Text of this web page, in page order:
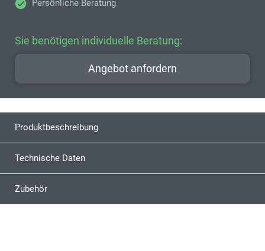
Persönliche Beratung
Sie benötigen individuelle Beratung:
Angebot anfordern
Produktbeschreibung
Technische Daten
Zubehör